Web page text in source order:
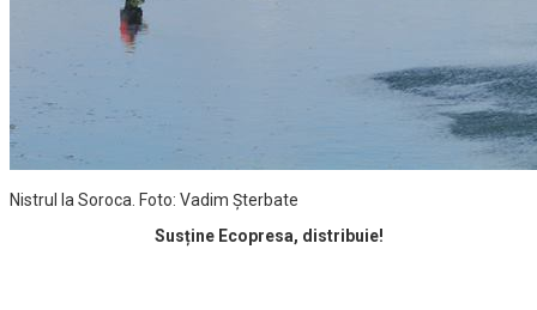
Nistrul la Soroca. Foto: Vadim Şterbate
Susține Ecopresa, distribuie!